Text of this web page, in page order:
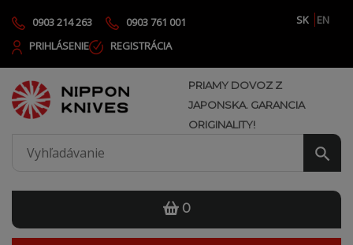
0903 214 263 0903 761 001 SK
EN
PRIHLÁSENIE
REGISTRÁCIA
PRIAMY DOVOZ Z
JAPONSKA. GARANCIA
ORIGINALITY!
0